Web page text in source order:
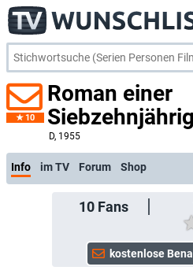
10
Roman einer
D, 1955
Info im TV Forum Shop
10Fans